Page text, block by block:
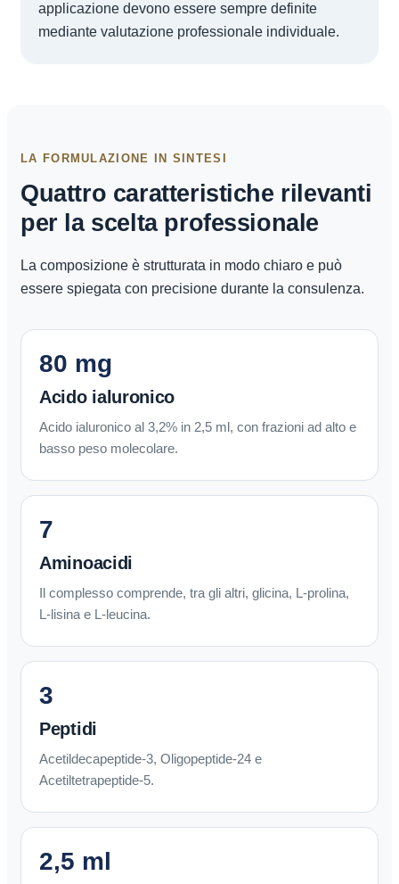
applicazione devono essere sempre definite
mediante valutazione professionale individuale.
LA FORMULAZIONE IN SINTESI
Quattro caratteristiche rilevanti
per la scelta professionale
La composizione è strutturata in modo chiaro e può
essere spiegata con precisione durante la consulenza.
80 mg
Acido ialuronico
Acido ialuronico al 3,2% in 2,5 ml, con frazioni ad alto e
basso peso molecolare.
7
Aminoacidi
Il complesso comprende, tra gli altri, glicina, L-prolina,
L-lisina e L-leucina.
3
Peptidi
Acetildecapeptide-3, Oligopeptide-24 e
Acetiltetrapeptide-5.
2,5 ml